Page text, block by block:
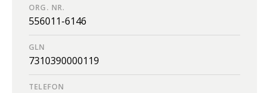
ORG. NR.
556011-6146
GLN
7310390000119
TELEFON